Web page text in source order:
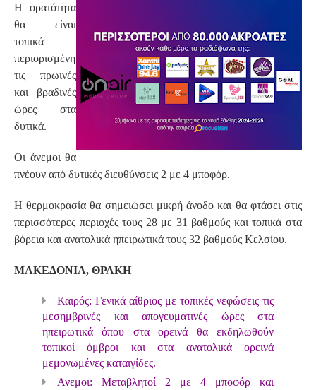
Η ορατότητα
θα είναι
τοπικά
περιορισμένη
τις πρωινές
και βραδινές
ώρες στα
δυτικά.
Οι άνεμοι θα
πνέουν από δυτικές διευθύνσεις 2 με 4 μποφόρ.
Η θερμοκρασία θα σημειώσει μικρή άνοδο και θα φτάσει στις
περισσότερες περιοχές τους 28 με 31 βαθμούς και τοπικά στα
βόρεια και ανατολικά ηπειρωτικά τους 32 βαθμούς Κελσίου.
ΜΑΚΕΔΟΝΙΑ, ΘΡΑΚΗ
Καιρός: Γενικά αίθριος με τοπικές νεφώσεις τις
μεσημβρινές και απογευματινές ώρες στα
ηπειρωτικά όπου στα ορεινά θα εκδηλωθούν
τοπικοί όμβροι και στα ανατολικά ορεινά
μεμονωμένες καταιγίδες.
Ανεμοι: Μεταβλητοί 2 με 4 μποφόρ και